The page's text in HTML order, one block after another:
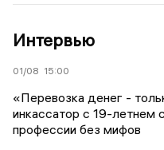
Интервью
01/08 15:00
«Перевозка денег -
инкассатор с 19-летнем
профессии без мифов